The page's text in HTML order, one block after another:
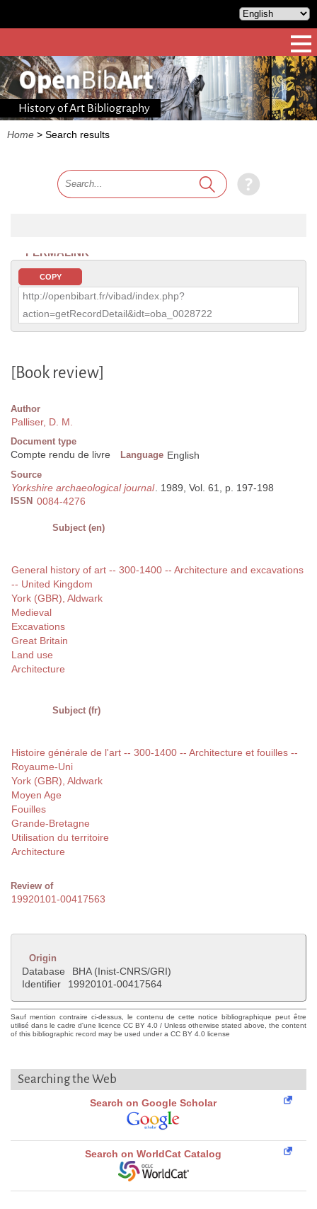
History of Art Bibliography
Home > Search results
PERMALINK
COPY
http://openbibart.fr/vibad/index.php?
action=getRecordDetail&idt=oba_0028722
[Book review]
Author
Palliser, D. M.
Document type
Compte rendu de livre Language English
Source
Yorkshire archaeological journal. 1989, Vol. 61, p. 197-198
ISSN 0084-4276
Subject (en)
General history of art -- 300-1400 -- Architecture and excavations
-- United Kingdom
York (GBR), Aldwark
Medieval
Excavations
Great Britain
Land use
Architecture
Subject (fr)
Histoire générale de l'art -- 300-1400 -- Architecture et fouilles --
Royaume-Uni
York (GBR), Aldwark
Moyen Age
Fouilles
Grande-Bretagne
Utilisation du territoire
Architecture
Review of
19920101-00417563
Origin
Database
BHA (Inist-CNRS/GRI)
Identifier
19920101-00417564
Sauf mention contraire ci-dessus, le contenu de cette notice bibliographique peut être
utilisé dans le cadre d'une licence CC BY 4.0 / Unless otherwise stated above, the content
of this bibliographic record may be used under a CC BY 4.0 license
Searching the Web
Search on Google Scholar
Search on WorldCat Catalog